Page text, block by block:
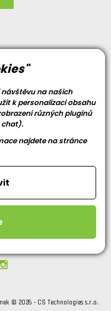
na našich
k personalizaci obsahu
různých pluginů
chat).
najdete na stránce
© 2026 - CS Technologies s.r.o.